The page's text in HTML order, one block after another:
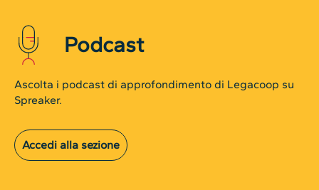
Podcast
Ascolta i podcast di approfondimento di Legacoop su
Spreaker.
Accedi alla sezione